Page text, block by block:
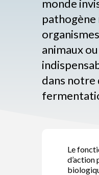
monde
animaux
dans notre
Le
d’action